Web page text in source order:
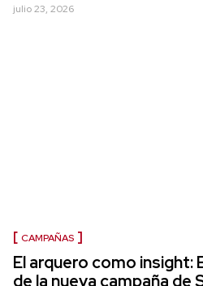
julio 23, 2026
CAMPAÑAS
El arquero como insight:
de la nueva campaña de